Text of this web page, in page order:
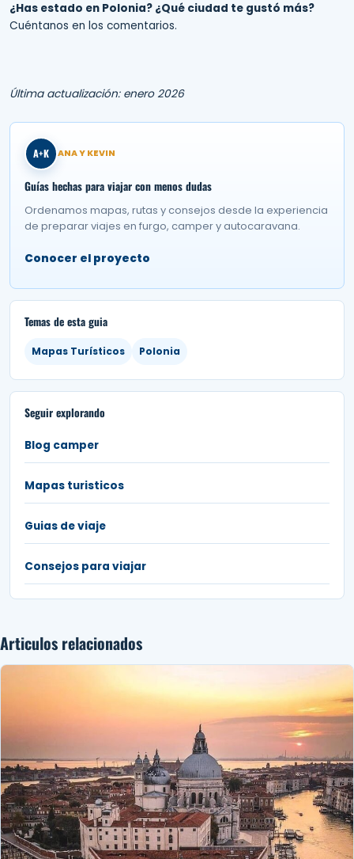
¿Has estado en Polonia? ¿Qué ciudad te gustó más?
Cuéntanos en los comentarios.
Última actualización: enero 2026
A+K ANA Y KEVIN
Guías hechas para viajar con menos dudas
Ordenamos mapas, rutas y consejos desde la experiencia
de preparar viajes en furgo, camper y autocaravana.
Conocer el proyecto
Temas de esta guia
Mapas Turísticos Polonia
Seguir explorando
Blog camper
Mapas turisticos
Guias de viaje
Consejos para viajar
Articulos relacionados